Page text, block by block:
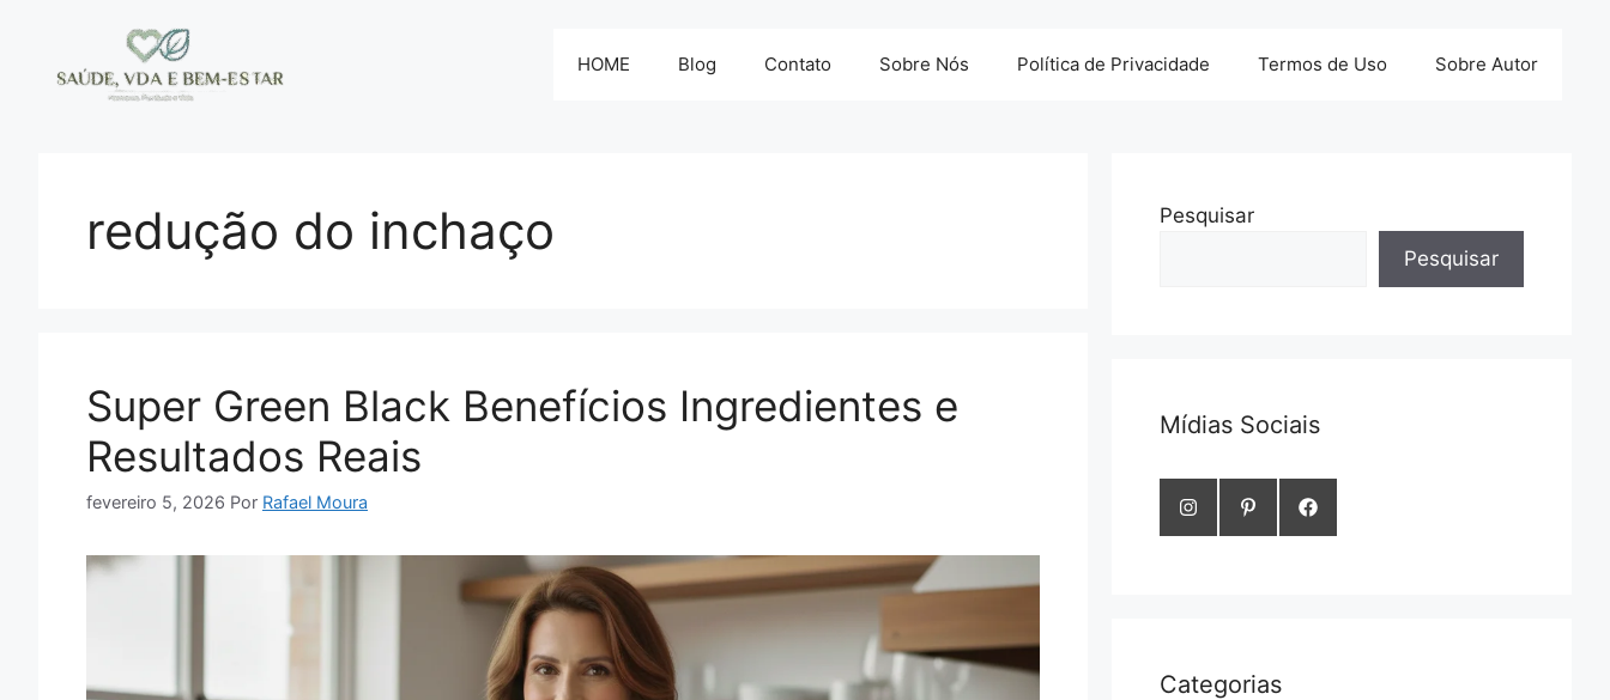
HOME Blog Contato Sobre Nós Política de Privacidade Termos de Uso Sobre Autor
redução do inchaço
Super Green Black Benefícios Ingredientes e
Resultados Reais
fevereiro 5, 2026 Por Rafael Moura
Pesquisar
Pesquisar
Mídias Sociais
Categorias